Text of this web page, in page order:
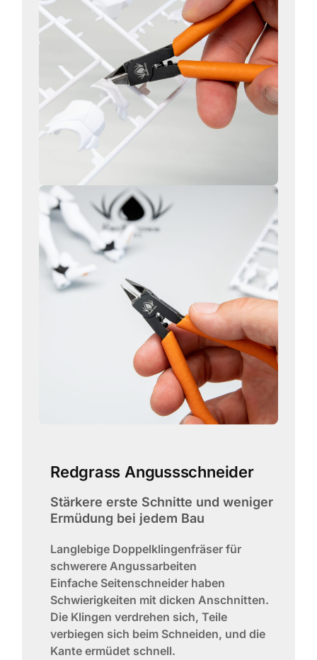
Redgrass Angussschneider
Stärkere erste Schnitte und weniger
Ermüdung bei jedem Bau
Langlebige Doppelklingenfräser für
schwerere Angussarbeiten
Einfache Seitenschneider haben
Schwierigkeiten mit dicken Anschnitten.
Die Klingen verdrehen sich, Teile
verbiegen sich beim Schneiden, und die
Kante ermüdet schnell.